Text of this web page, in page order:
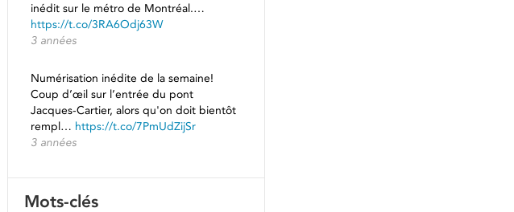
inédit sur le métro de Montréal.…
https://t.co/3RA6Odj63W
3 années
Numérisation inédite de la semaine!
Coup d’œil sur l’entrée du pont
Jacques-Cartier, alors qu'on doit bientôt
rempl… https://t.co/7PmUdZijSr
3 années
Mots-clés